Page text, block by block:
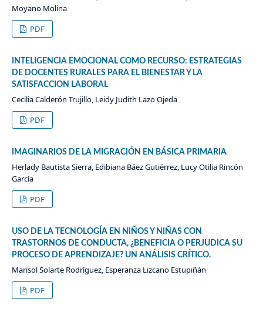
Moyano Molina
PDF
INTELIGENCIA EMOCIONAL COMO RECURSO: ESTRATEGIAS
DE DOCENTES RURALES PARA EL BIENESTAR Y LA
SATISFACCION LABORAL
Cecilia Calderón Trujillo, Leidy Judith Lazo Ojeda
PDF
IMAGINARIOS DE LA MIGRACIÓN EN BÁSICA PRIMARIA
Herlady Bautista Sierra, Edibiana Báez Gutiérrez, Lucy Otilia Rincón
García
PDF
USO DE LA TECNOLOGÍA EN NIÑOS Y NIÑAS CON
TRASTORNOS DE CONDUCTA, ¿BENEFICIA O PERJUDICA SU
PROCESO DE APRENDIZAJE? UN ANÁLISIS CRÍTICO.
Marisol Solarte Rodríguez, Esperanza Lizcano Estupiñán
PDF